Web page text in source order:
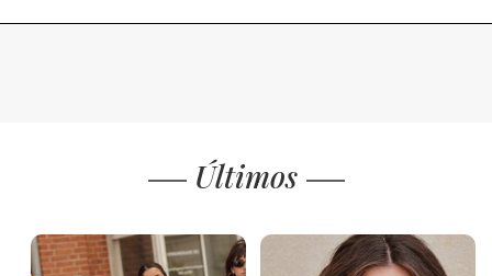
Últimos